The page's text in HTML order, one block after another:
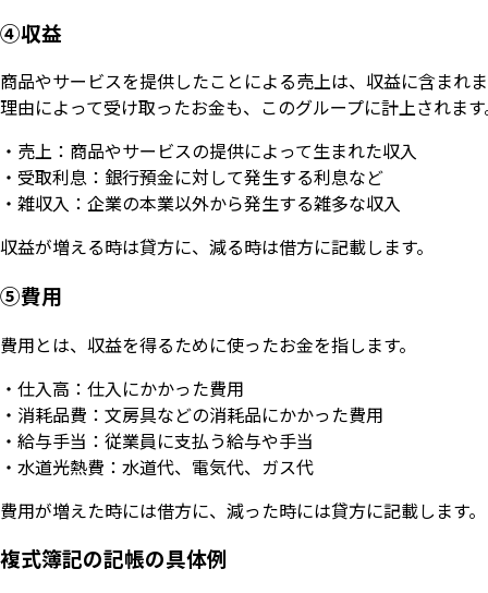
④収益
商品やサービスを提供したことによる売上は、収益に含まれ
理由によって受け取ったお金も、このグループに計上されま
・売上：商品やサービスの提供によって生まれた収入
・受取利息：銀行預金に対して発生する利息など
・雑収入：企業の本業以外から発生する雑多な収入
収益が増える時は貸方に、減る時は借方に記載します。
⑤費用
費用とは、収益を得るために使ったお金を指します。
・仕入高：仕入にかかった費用
・消耗品費：文房具などの消耗品にかかった費用
・給与手当：従業員に支払う給与や手当
・水道光熱費：水道代、電気代、ガス代
費用が増えた時には借方に、減った時には貸方に記載します。
複式簿記の記帳の具体例